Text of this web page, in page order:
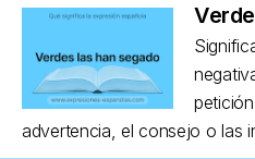
advertencia, el consejo o las